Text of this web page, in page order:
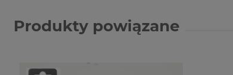
Produkty powiązane